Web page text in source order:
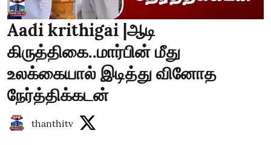
Aadi krithigai |ஆடி
கிருத்திகை..மார்பின் மீது
உலக்கையால் இடித்து வினோத
நேர்த்திக்கடன்
thanthitv